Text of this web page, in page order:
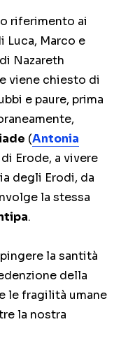
riferimento ai
Marco e
Nazareth
viene chiesto di
e paure, prima
(Antonia
Erode, a vivere
degli Erodi, da
la stessa
.
la santità
della
le fragilità umane
la nostra